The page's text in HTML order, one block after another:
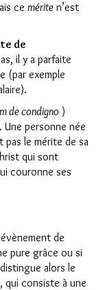
ce mérite n’est
de
il y a parfaite
(par exemple
de condigno )
personne née
pas le mérite de sa
qui sont
couronne ses
de
pure grâce ou si
alors le
qui consiste à une